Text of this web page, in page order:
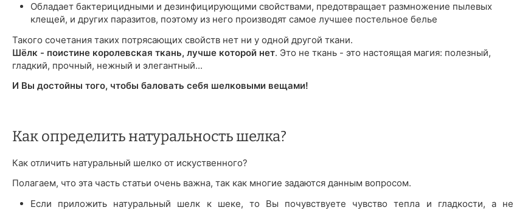
Обладает бактерицидными и дезинфицирующими свойствами, предотвращает размножение пылевых
клещей, и других паразитов, поэтому из него производят самое лучшее постельное белье
Такого сочетания таких потрясающих свойств нет ни у одной другой ткани.
Шёлк - поистине королевская ткань, лучше которой нет. Это не ткань - это настоящая магия: полезный,
гладкий, прочный, нежный и элегантный...
И Вы достойны того, чтобы баловать себя шелковыми вещами!
Как определить натуральность шелка?
Как отличить натуральный шелко от искуственного?
Полагаем, что эта часть статьи очень важна, так как многие задаются данным вопросом.
Если приложить натуральный шелк к шеке, то Вы почувствуете чувство тепла и гладкости, а не